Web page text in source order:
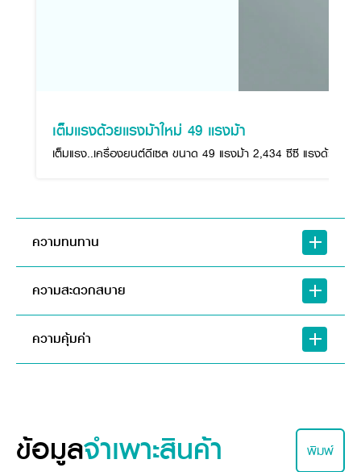
เต็มแรงด้วยแรงม้าใหม่ 49 แรงม้า
เต็มแรง..เครื่องยนต์ดีเซล ขนาด 49 แรงม้า 2,434 ซีซี แรงด้วย
ความทนทาน
ความสะดวกสบาย
ความคุ้มค่า
ข้อมูลจำเพาะสินค้า พิมพ์